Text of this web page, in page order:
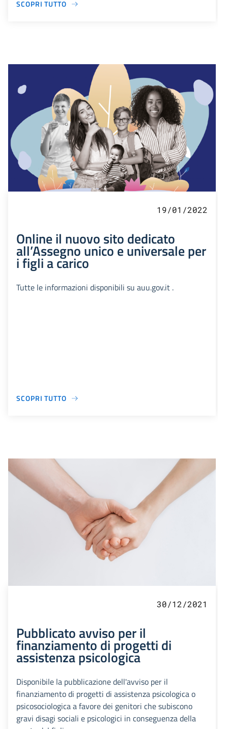
SCOPRI TUTTO
19/01/2022
Online il nuovo sito dedicato
all’Assegno unico e universale per
i figli a carico
Tutte le informazioni disponibili su auu.gov.it .
SCOPRI TUTTO
30/12/2021
Pubblicato avviso per il
finanziamento di progetti di
assistenza psicologica
Disponibile la pubblicazione dell'avviso per il
finanziamento di progetti di assistenza psicologica o
psicosociologica a favore dei genitori che subiscono
gravi disagi sociali e psicologici in conseguenza della